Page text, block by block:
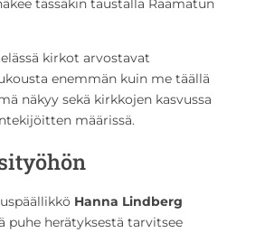
tässäkin taustalla Raamatun
kirkot arvostavat
enemmän kuin me täällä
näkyy sekä kirkkojen kasvussa
määrissä.
Hanna Lindberg
puhe herätyksestä tarvitsee